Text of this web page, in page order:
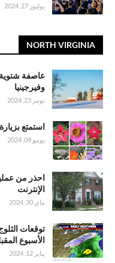
يوليوز 27, 2024
NORTH VIRGINIA
عاصفة شتوية
وفيرجينيا
نونبر 23, 2024
استمتع
يونيو 09, 2024
احذر من
الإنترنت
ماي 30, 2024
توقعات
الأسبوع
يناير 12, 2024